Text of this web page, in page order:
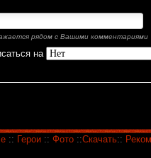
рядом с Вашими комментариями
на
:: Герои :: Фото ::Скачать::